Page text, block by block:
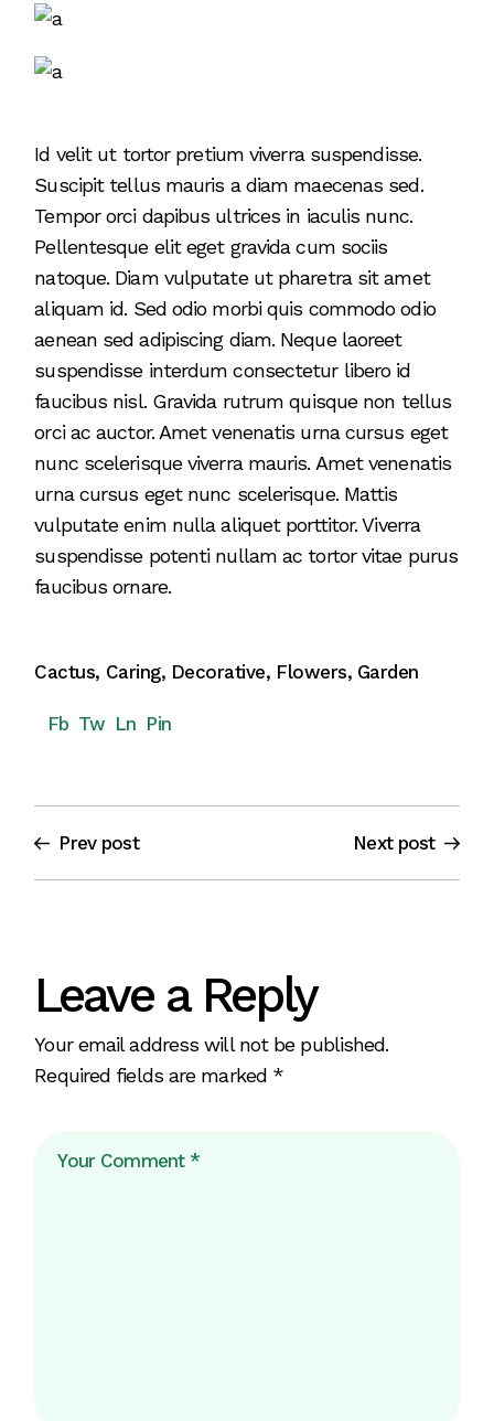
Id velit ut tortor pretium viverra suspendisse.
Suscipit tellus mauris a diam maecenas sed.
Tempor orci dapibus ultrices in iaculis nunc.
Pellentesque elit eget gravida cum sociis
natoque. Diam vulputate ut pharetra sit amet
aliquam id. Sed odio morbi quis commodo odio
aenean sed adipiscing diam. Neque laoreet
suspendisse interdum consectetur libero id
faucibus nisl. Gravida rutrum quisque non tellus
orci ac auctor. Amet venenatis urna cursus eget
nunc scelerisque viverra mauris. Amet venenatis
urna cursus eget nunc scelerisque. Mattis
vulputate enim nulla aliquet porttitor. Viverra
suspendisse potenti nullam ac tortor vitae purus
faucibus ornare.
Cactus, Caring, Decorative, Flowers, Garden
Fb Tw Ln Pin
Prev post Next post
Leave a Reply
Your email address will not be published.
Required fields are marked *